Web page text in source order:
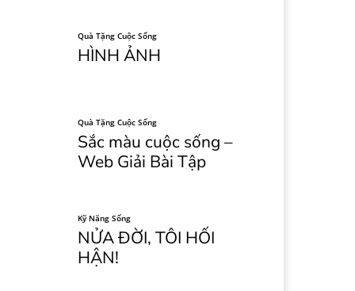
Quà Tặng Cuộc Sống
HÌNH ẢNH
Quà Tặng Cuộc Sống
Sắc màu cuộc sống –
Web Giải Bài Tập
Kỹ Năng Sống
NỬA ĐỜI, TÔI HỐI
HẬN!